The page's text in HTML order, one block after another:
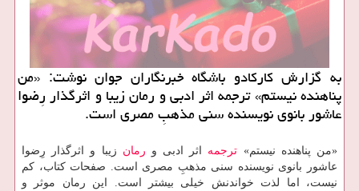
به گزارش كاركادو باشگاه خبرنگاران جوان نوشت: «من
پناهنده نیستم» ترجمه اثر ادبی و رمان زیبا و اثرگذار رِضوا
عاشور بانوی نویسنده سنی مذهبِ مصری است.
«من پناهنده نیستم» ترجمه اثر ادبی و رمان زیبا و اثرگذار رِضوا
عاشور بانوی نویسنده سنی مذهبِ مصری است. صفحات کتاب، کم
نیست، اما لذت خواندنش خیلی بیشتر است. این رمان موثر و